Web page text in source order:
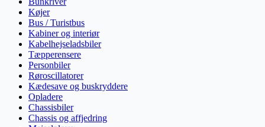
Køjer
Bus / Turistbus
Kabiner og interiør
Kabelhejseladsbiler
Tæpperensere
Personbiler
Røroscillatorer
Kædesave og buskryddere
Opladere
Chassisbiler
Chassis og affjedring